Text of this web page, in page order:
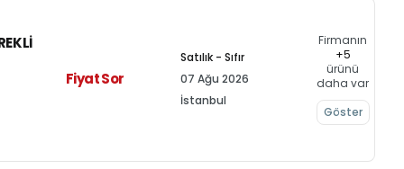
Fiyat Sor
Satılık - Sıfır
07 Ağu 2026
İstanbul
Firmanın
+5
ürünü
daha var
Göster